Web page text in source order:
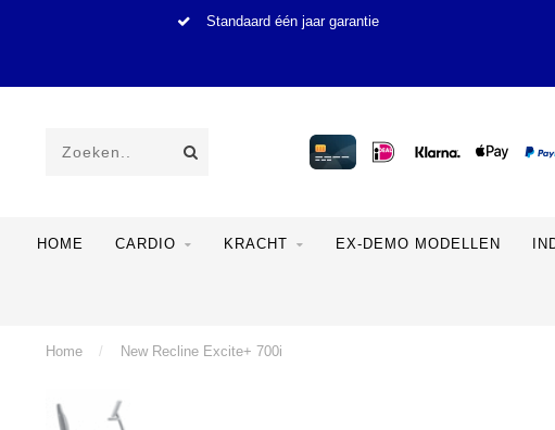
Standaard één jaar garantie
HOME CARDIO KRACHT EX-DEMO MODELLEN
Home / New Recline Excite+ 700i